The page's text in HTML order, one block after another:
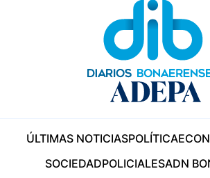
ÚLTIMAS NOTICIASPOLÍTICA
SOCIEDADPOLICIALESADN